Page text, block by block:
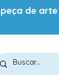
de arte